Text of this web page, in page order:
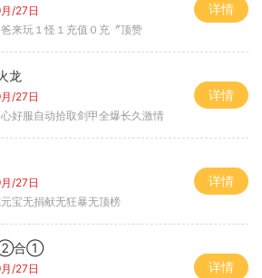
/27日
来玩１怪１充值０充〞顶赞
详情
龙
/27日
心好服自动拾取剑甲全爆长久激情
详情
/27日
宝无捐献无狂暴无顶榜
详情
②合①
/27日
详情